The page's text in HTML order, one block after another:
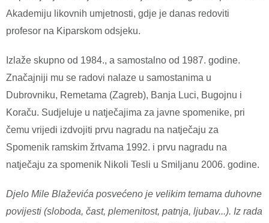
Akademiju likovnih umjetnosti, gdje je danas redoviti
profesor na Kiparskom odsjeku.
Izlaže skupno od 1984., a samostalno od 1987. godine.
Značajniji mu se radovi nalaze u samostanima u
Dubrovniku, Remetama (Zagreb), Banja Luci, Bugojnu i
Koraču. Sudjeluje u natječajima za javne spomenike, pri
čemu vrijedi izdvojiti prvu nagradu na natječaju za
Spomenik ramskim žrtvama 1992. i prvu nagradu na
natječaju za spomenik Nikoli Tesli u Smiljanu 2006. godine.
Djelo Mile Blaževića posvećeno je velikim temama duhovne
povijesti (sloboda, čast, plemenitost, patnja, ljubav...). Iz rada